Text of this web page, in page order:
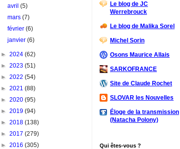
avril(5)
mars(7)
février(6)
janvier(6)
► 2024 (62)
► 2023 (51)
► 2022 (54)
► 2021 (88)
► 2020 (95)
► 2019 (94)
► 2018 (138)
► 2017 (279)
► 2016 (305)
Le blog de JC
Werrebrouck
Le blog de Malika Sorel
Michel Sorin
Osons Maurice Allais
SARKOFRANCE
Site de Claude Rochet
SLOVAR les Nouvelles
Éloge de la transmission
(Natacha Polony)
Qui êtes-vous ?